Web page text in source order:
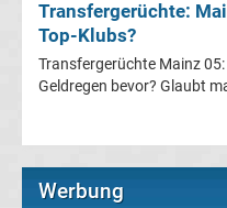
League
Europa
Europa
Transfergerüchte:
Top-Klubs?
Transfergerüchte Mainz
Geldregen bevor? Glaubt
Werbung